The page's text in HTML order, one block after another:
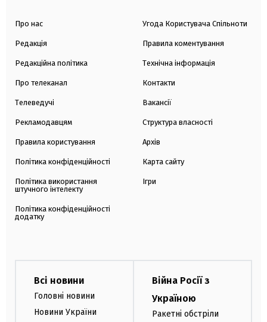
Про нас
Редакція
Редакційна політика
Про телеканал
Телеведучі
Рекламодавцям
Правила користування
Політика конфіденційності
Політика використання
штучного інтелекту
Політика конфіденційності
додатку
Угода Користувача Спільноти
Правила коментування
Технічна інформація
Контакти
Вакансії
Структура власності
Архів
Карта сайту
Ігри
Всі новини
Головні новини
Новини України
Війна Росії з
Україною
Ракетні обстріли